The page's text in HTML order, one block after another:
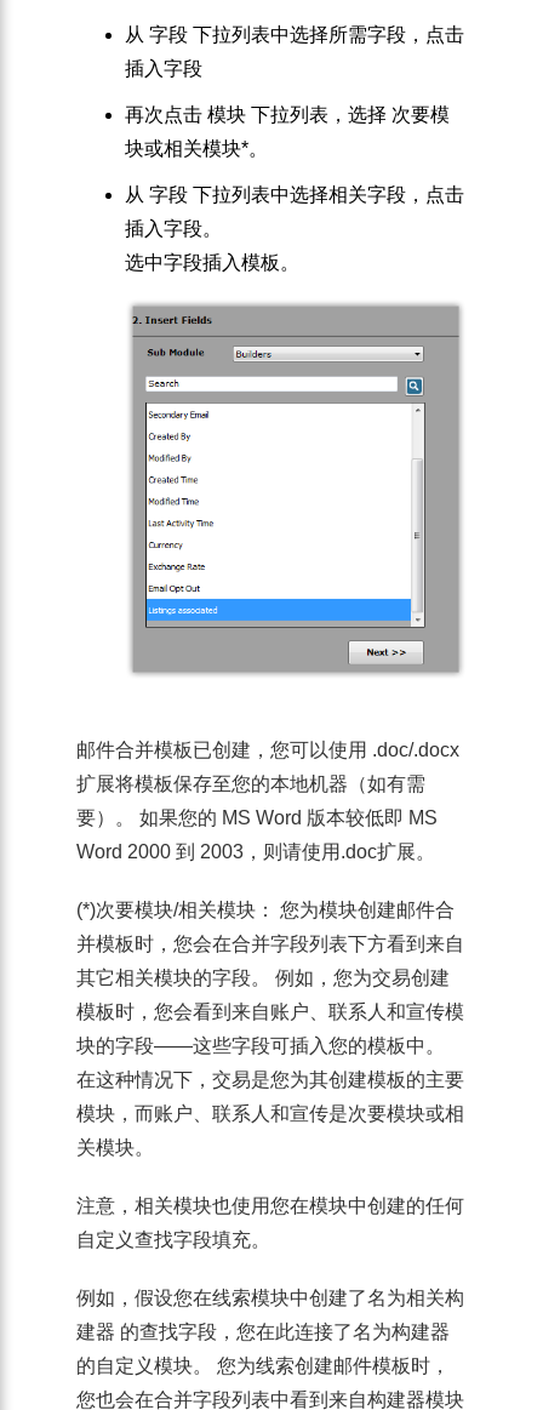
从 字段 下拉列表中选择所需字段，点击
插入字段
再次点击模块下拉列表，选择 次要模
块或相关模块*。
从 字段 下拉列表中选择相关字段，点击
插入字段。
选中字段插入模板。
邮件合并模板已创建，您可以使用 .doc/.docx
扩展将模板保存至您的本地机器（如有需
要）。 如果您的 MS Word 版本较低即 MS
Word 2000 到 2003，则请使用 .doc扩展。
(*)次要模块/相关模块： 您为模块创建邮件合
并模板时，您会在合并字段列表下方看到来自
其它相关模块的字段。 例如，您为交易创建
模板时，您会看到来自账户、联系人和宣传模
块的字段——这些字段可插入您的模板中。
在这种情况下， 交易是您为其创建模板的主要
模块，而账户 联系人 和宣传是次要模块或相
关模块。
注意，相关模块也使用您在模块中创建的任何
自定义查找字段填充。
例如，假设您在线索模块中创建了名为相关构
建器 的查找字段，您在此连接了名为构建器
的自定义模块。 您为线索创建邮件模板时，
您也会在合并字段列表中看到来自构建器模块